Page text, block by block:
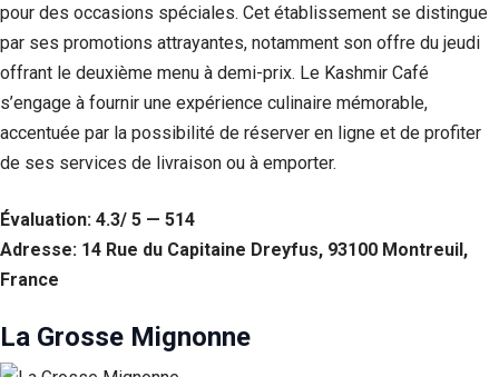
pour des occasions spéciales. Cet établissement se distingue
par ses promotions attrayantes, notamment son offre du jeudi
offrant le deuxième menu à demi-prix. Le Kashmir Café
s’engage à fournir une expérience culinaire mémorable,
accentuée par la possibilité de réserver en ligne et de profiter
de ses services de livraison ou à emporter.
Évaluation: 4.3/ 5 — 514
Adresse: 14 Rue du Capitaine Dreyfus, 93100 Montreuil,
France
La Grosse Mignonne